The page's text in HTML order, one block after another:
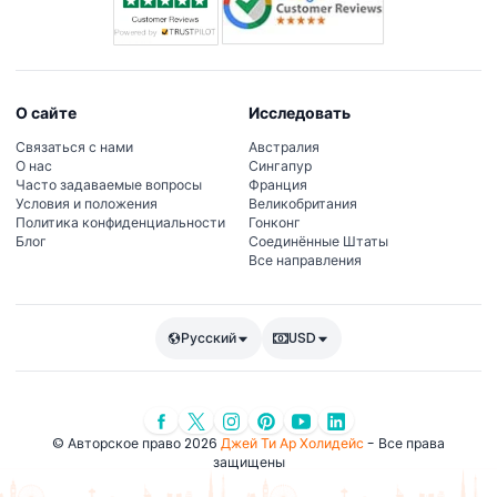
О сайте
Связаться с нами
О нас
Часто задаваемые вопросы
Условия и положения
Политика конфиденциальности
Блог
Исследовать
Австралия
Сингапур
Франция
Великобритания
Гонконг
Соединённые Штаты
Все направления
Русский USD
© Авторское право 2026 Джей Ти Ар Холидейс- Все права
защищены